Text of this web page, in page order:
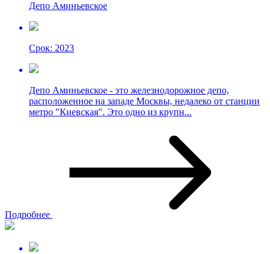
Депо Аминьевское
Срок: 2023
Депо Аминьевское - это железнодорожное депо,
расположенное на западе Москвы, недалеко от станции
метро "Киевская". Это одно из крупн...
Подробнее